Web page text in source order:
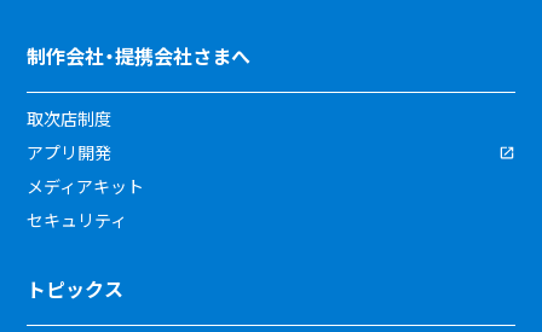
制作会社・提携会社さまへ
取次店制度
アプリ開発
メディアキット
セキュリティ
トピックス